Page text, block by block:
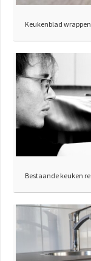
Keukenblad wrappen
Bestaande keuken